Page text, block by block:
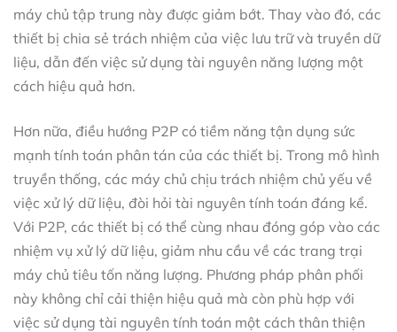
máy chủ tập trung này được giảm bớt. Thay vào đó, các
thiết bị chia sẻ trách nhiệm của việc lưu trữ và truyền dữ
liệu, dẫn đến việc sử dụng tài nguyên năng lượng một
cách hiệu quả hơn.
Hơn nữa, điều hướng P2P có tiềm năng tận dụng sức
mạnh tính toán phân tán của các thiết bị. Trong mô hình
truyền thống, các máy chủ chịu trách nhiệm chủ yếu về
việc xử lý dữ liệu, đòi hỏi tài nguyên tính toán đáng kể.
Với P2P, các thiết bị có thể cùng nhau đóng góp vào các
nhiệm vụ xử lý dữ liệu, giảm nhu cầu về các trang trại
máy chủ tiêu tốn năng lượng. Phương pháp phân phối
này không chỉ cải thiện hiệu quả mà còn phù hợp với
việc sử dụng tài nguyên tính toán một cách thân thiện